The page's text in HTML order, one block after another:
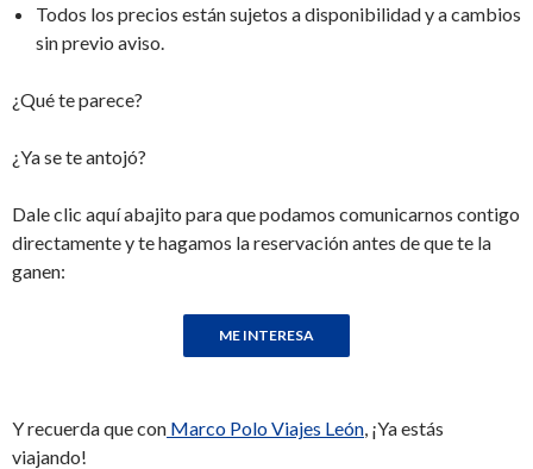
Todos los precios están sujetos a disponibilidad y a cambios
sin previo aviso.
¿Qué te parece?
¿Ya se te antojó?
Dale clic aquí abajito para que podamos comunicarnos contigo
directamente y te hagamos la reservación antes de que te la
ganen:
Y recuerda que con Marco Polo Viajes León, ¡Ya estás
viajando!